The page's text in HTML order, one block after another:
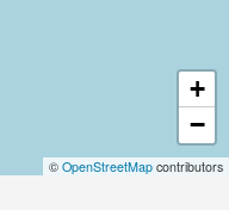
+
−
© OpenStreetMap contributors